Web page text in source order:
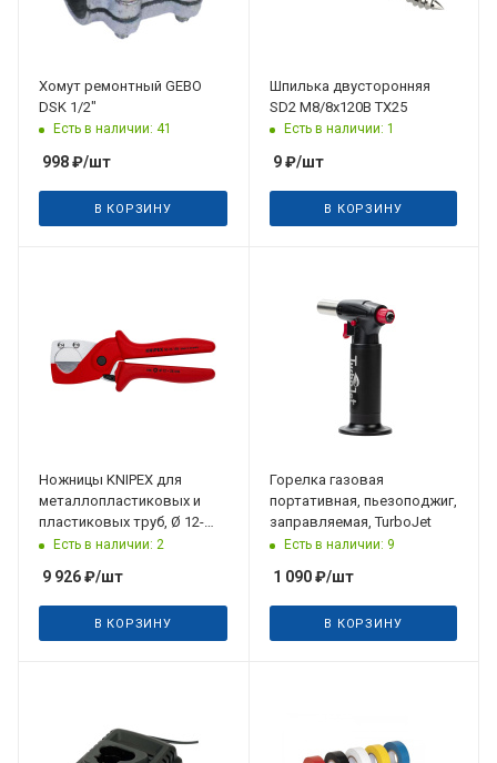
Хомут ремонтный GEBO
DSK 1/2"
Есть в наличии: 41
998₽/шт
В КОРЗИНУ
Шпилька двусторонняя
SD2 M8/8х120B ТХ25
Есть в наличии: 1
9₽/шт
В КОРЗИНУ
Ножницы KNIPEX для
металлопластиковых и
пластиковых труб, Ø 12-
25мм
Есть в наличии: 2
9 926₽/шт
В КОРЗИНУ
Горелка газовая
портативная, пьезоподжиг,
заправляемая, TurboJet
Есть в наличии: 9
1 090₽/шт
В КОРЗИНУ